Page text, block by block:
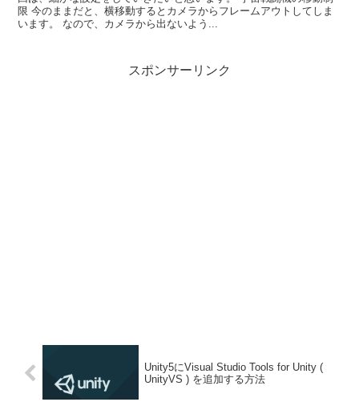
限 今のままだと、横移動するとカメラからフレームアウトしてしま
います。 なので、カメラから出ないよう...
スポンサーリンク
Unity5にVisual Studio Tools for Unity (
UnityVS ) を追加する方法